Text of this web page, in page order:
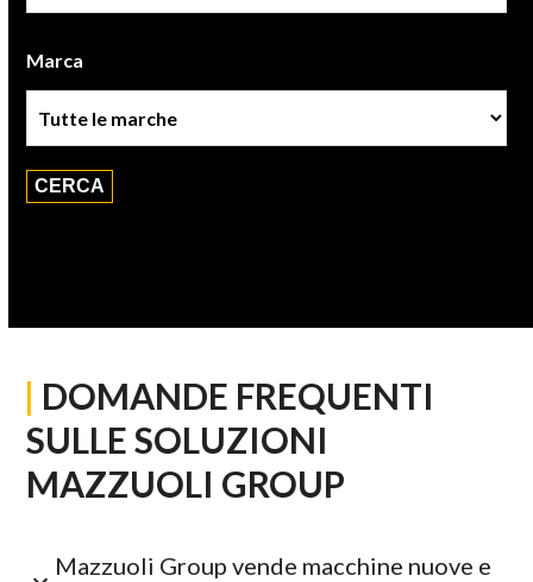
Marca
| DOMANDE FREQUENTI
SULLE SOLUZIONI
MAZZUOLI GROUP
Mazzuoli Group vende macchine nuove e